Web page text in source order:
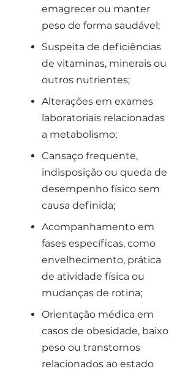
emagrecer ou manter
peso de forma saudável;
Suspeita de deficiências
de vitaminas, minerais ou
outros nutrientes;
Alterações em exames
laboratoriais relacionadas
a metabolismo;
Cansaço frequente,
indisposição ou queda de
desempenho físico sem
causa definida;
Acompanhamento em
fases específicas, como
envelhecimento, prática
de atividade física ou
mudanças de rotina;
Orientação médica em
casos de obesidade, baixo
peso ou transtornos
relacionados ao estado